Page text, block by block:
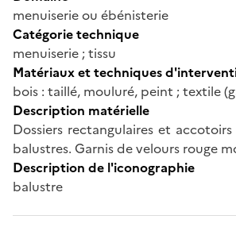
menuiserie ou ébénisterie
Catégorie technique
menuiserie ; tissu
Matériaux et techniques
bois : taillé, mouluré, peint ; textile
Description matérielle
Dossiers rectangulaires et
balustres. Garnis de velours rouge
Description de l'iconographie
balustre